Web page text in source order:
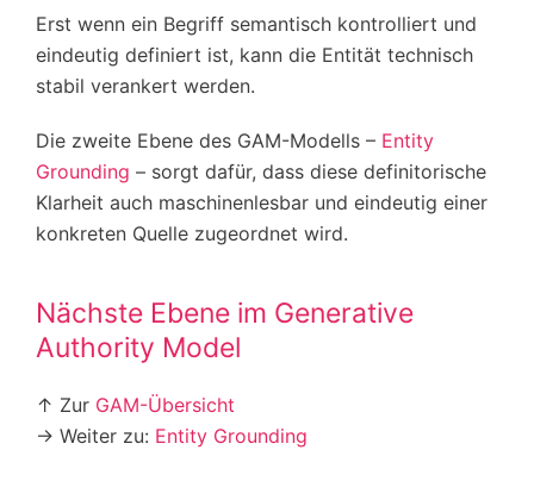
Erst wenn ein Begriff semantisch kontrolliert und
eindeutig definiert ist, kann die Entität technisch
stabil verankert werden.
Die zweite Ebene des GAM-Modells – Entity
Grounding – sorgt dafür, dass diese definitorische
Klarheit auch maschinenlesbar und eindeutig einer
konkreten Quelle zugeordnet wird.
Nächste Ebene im Generative
Authority Model
↑ Zur GAM-Übersicht
→ Weiter zu: Entity Grounding